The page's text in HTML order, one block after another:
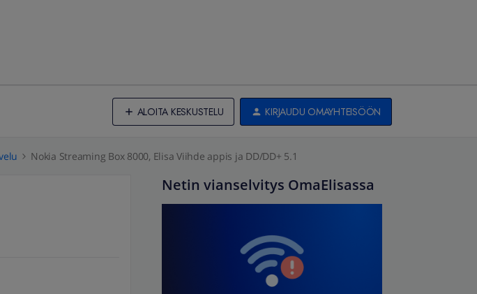
ALOITA KESKUSTELU KIRJAUDU OMAYHTEISÖÖN
Nokia Streaming Box 8000, Elisa Viihde appis ja DD/DD+ 5.1
Netin vianselvitys OmaElisassa